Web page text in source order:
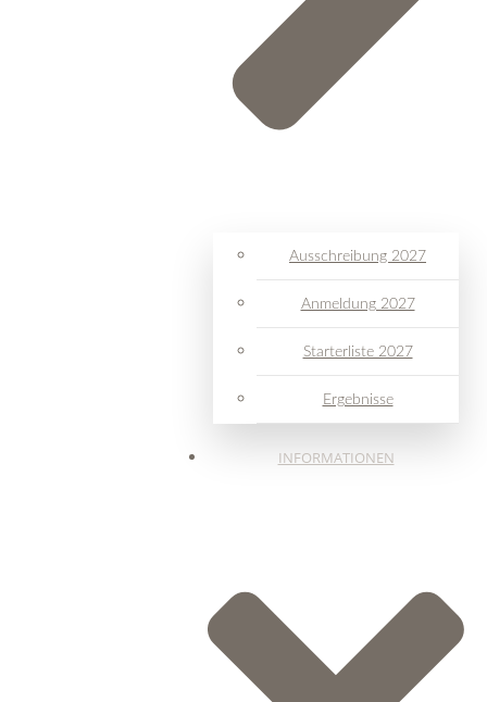
Ausschreibung 2027
Anmeldung 2027
Starterliste 2027
Ergebnisse
INFORMATIONEN